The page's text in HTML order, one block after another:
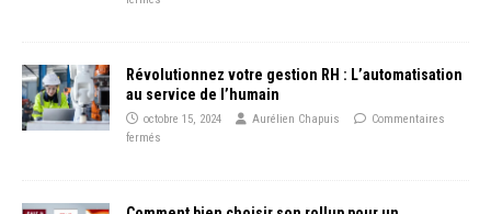
Révolutionnez votre gestion RH : L’automatisation
au service de l’humain
octobre 15, 2024 Aurélien Chapuis
Commentaires
fermés